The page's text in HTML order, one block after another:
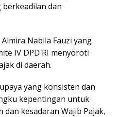
dan
Nabila Fauzi yang
IV DPD RI menyoroti
di daerah.
yang konsisten dan
kepentingan untuk
kesadaran Wajib Pajak,